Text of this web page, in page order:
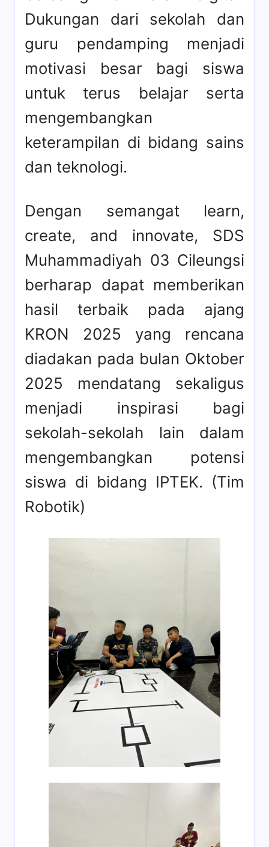
Dukungan dari sekolah dan
guru pendamping menjadi
motivasi besar bagi siswa
untuk terus belajar serta
mengembangkan
keterampilan di bidang sains
dan teknologi.
Dengan semangat learn,
create, and innovate, SDS
Muhammadiyah 03 Cileungsi
berharap dapat memberikan
hasil terbaik pada ajang
KRON 2025 yang rencana
diadakan pada bulan Oktober
2025 mendatang sekaligus
menjadi inspirasi bagi
sekolah-sekolah lain dalam
mengembangkan potensi
siswa di bidang IPTEK. (Tim
Robotik)